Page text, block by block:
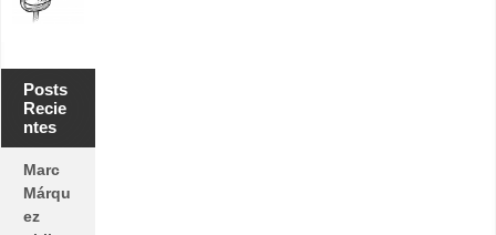
Posts
Recie
ntes
Marc
Márqu
ez